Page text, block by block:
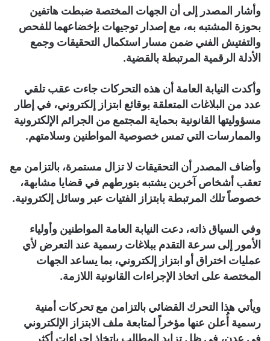
وأشار المصدر إلى أن الجهات المختصة ضبطت هاتفين
بحوزة المشتبه به، مع إصدار توجيهات بإخضاعهما للفحص
والتفتيش الفني ضمن مسار استكمال التحقيقات وجمع
الأدلة الرقمية المرتبطة بالقضية.
وأكدت النيابة العامة أن هذه التحركات جاءت عقب تلقي
عدد من البلاغات المتعلقة بوقائع ابتزاز إلكتروني، في إطار
مسؤوليتها القانونية بحماية المجتمع من الجرائم الإلكترونية
والممارسات التي تمس خصوصية المواطنين وسلامتهم.
وأضاف المصدر أن التحقيقات لا تزال مستمرة، بالتزامن مع
تعقب أشخاص آخرين يشتبه بتورطهم في قضايا مشابهة،
خصوصاً تلك المرتبطة بابتزاز الفتيات عبر وسائل إلكترونية.
وفي السياق ذاته، دعت النيابة العامة المواطنين وأولياء
الأمور إلى سرعة التقدم ببلاغات رسمية عند التعرض لأي
عمليات اختراق أو ابتزاز إلكتروني، بما يساعد الجهات
المختصة على اتخاذ الإجراءات القانونية اللازمة.
ويأتي هذا التحرك القضائي بالتزامن مع تحركات أمنية
رسمية أُعلن عنها مؤخراً لمتابعة ملف الابتزاز الإلكتروني
في عدن، في ظل تزايد المطالب باتخاذ إجراءات أكثر